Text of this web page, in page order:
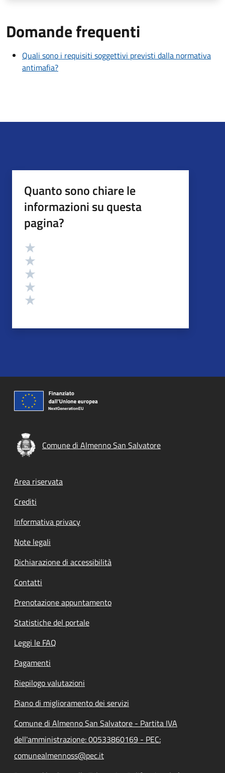
Domande frequenti
Quali sono i requisiti soggettivi previsti dalla normativa
antimafia?
Quanto sono chiare le
informazioni su questa
pagina?
Valutazione
Comune di Almenno San Salvatore
Footer menu
Area riservata
Crediti
Informativa privacy
Note legali
Dichiarazione di accessibilità
Contatti
Prenotazione appuntamento
Statistiche del portale
Leggi le FAQ
Pagamenti
Riepilogo valutazioni
Piano di miglioramento dei servizi
Comune di Almenno San Salvatore - Partita IVA
dell'amministrazione: 00533860169 - PEC:
comunealmennoss@pec.it